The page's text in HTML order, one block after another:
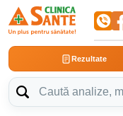
Rezultate